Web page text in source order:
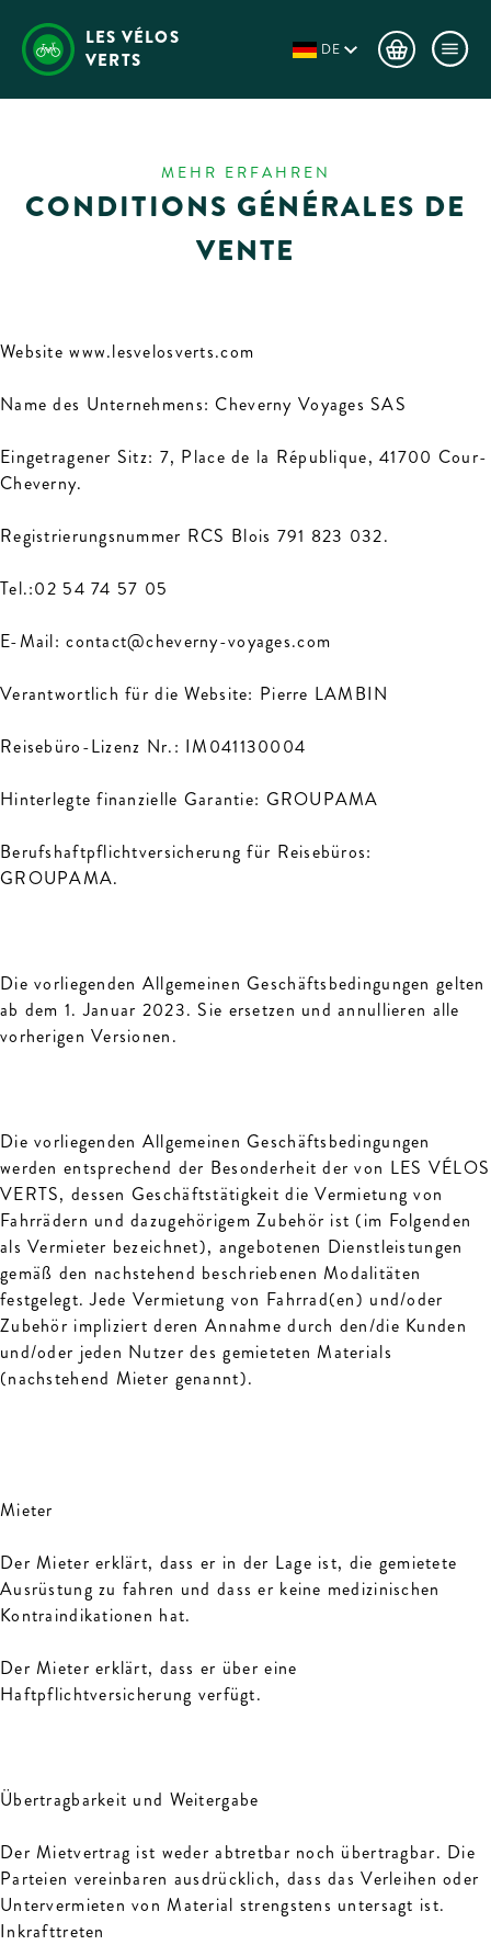
LES VÉLOS
VERTS
DE
MEHR ERFAHREN
CONDITIONS GÉNÉRALES DE
VENTE
Website www.lesvelosverts.com
Name des Unternehmens: Cheverny Voyages SAS
Eingetragener Sitz: 7, Place de la République, 41700 Cour-
Cheverny.
Registrierungsnummer RCS Blois 791 823 032.
Tel.:02 54 74 57 05
E-Mail: contact@cheverny-voyages.com
Verantwortlich für die Website: Pierre LAMBIN
Reisebüro-Lizenz Nr.: IM041130004
Hinterlegte finanzielle Garantie: GROUPAMA
Berufshaftpflichtversicherung für Reisebüros:
GROUPAMA.
Die vorliegenden Allgemeinen Geschäftsbedingungen gelten
ab dem 1. Januar 2023. Sie ersetzen und annullieren alle
vorherigen Versionen.
Die vorliegenden Allgemeinen Geschäftsbedingungen
werden entsprechend der Besonderheit der von LES VÉLOS
VERTS, dessen Geschäftstätigkeit die Vermietung von
Fahrrädern und dazugehörigem Zubehör ist (im Folgenden
als Vermieter bezeichnet), angebotenen Dienstleistungen
gemäß den nachstehend beschriebenen Modalitäten
festgelegt. Jede Vermietung von Fahrrad(en) und/oder
Zubehör impliziert deren Annahme durch den/die Kunden
und/oder jeden Nutzer des gemieteten Materials
(nachstehend Mieter genannt).
Mieter
Der Mieter erklärt, dass er in der Lage ist, die gemietete
Ausrüstung zu fahren und dass er keine medizinischen
Kontraindikationen hat.
Der Mieter erklärt, dass er über eine
Haftpflichtversicherung verfügt.
Übertragbarkeit und Weitergabe
Der Mietvertrag ist weder abtretbar noch übertragbar. Die
Parteien vereinbaren ausdrücklich, dass das Verleihen oder
Untervermieten von Material strengstens untersagt ist.
Inkrafttreten